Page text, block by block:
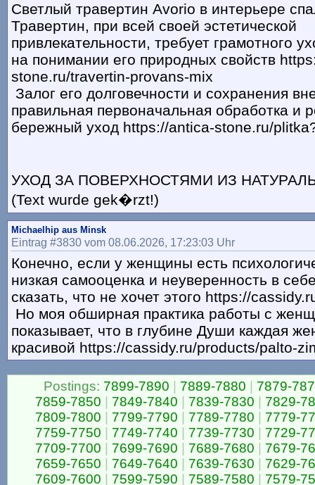
Светлый травертин Avorio в интерьере
Травертин, при всей своей эстетической
привлекательности, требует грамотного
на понимании его природных свойств
stone.ru/travertin-provans-mix
Залог его долговечности и сохранения
правильная первоначальная обработка и
бережный уход https://antica-stone.ru/
УХОД ЗА ПОВЕРХНОСТЯМИ ИЗ
(Text wurde gek�rzt!)
Michaelhip aus Minsk
Eintrag #3830 vom 08.06.2026, 17:23:03 Uhr
Конечно, если у женщины есть
низкая самооценка и неуверенность в
сказать, что не хочет этого https://
Но моя обширная практика работы с
показывает, что в глубине Души каждая
красивой https://cassidy.ru/products/palto-
Postings: 7899-7890 7889-7880
7879-
7859-7850
7849-7840 7839-7830
7829-
7809-7800
7799-7790 7789-7780
7779-
7759-7750
7749-7740 7739-7730
7729-
7709-7700
7699-7690 7689-7680
7679-
7659-7650
7649-7640 7639-7630
7629-
7609-7600
7599-7590 7589-7580 7579-